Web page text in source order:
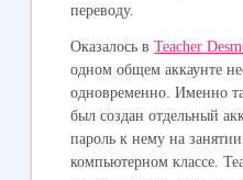
переводу.
Оказалось вTeacher
одном общем аккаунте
одновременно. Именно
был создан отдельный
пароль к нему на
компьютерном классе.